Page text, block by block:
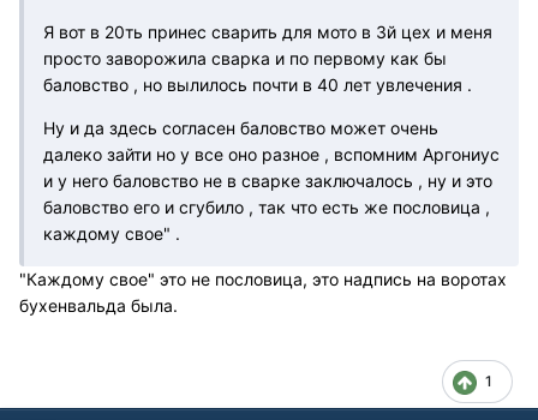
Я вот в 20ть принес сварить для мото в 3й цех и меня
просто заворожила сварка и по первому как бы
баловство , но вылилось почти в 40 лет увлечения .
Ну и да здесь согласен баловство может очень
далеко зайти но у все оно разное , вспомним Аргониус
и у него баловство не в сварке заключалось , ну и это
баловство его и сгубило , так что есть же пословица ,
каждому свое" .
"Каждому свое" это не пословица, это надпись на воротах
бухенвальда была.
1